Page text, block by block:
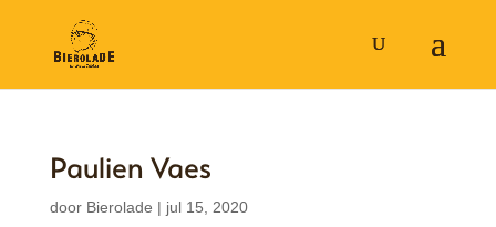
Paulien Vaes
door Bierolade | jul 15, 2020